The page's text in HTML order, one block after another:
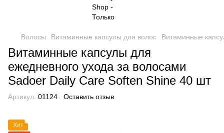
Волосы Витаминные капсулы для волос Витаминные
Витаминные капсулы для
ежедневного ухода за волосами
Sadoer Daily Care Soften Shine 40 шт
Артикул: 01124 Оставить отзыв
Хит